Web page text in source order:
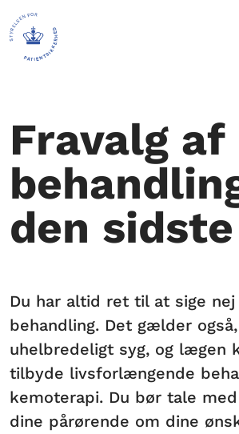
Fravalg af
den
Du har altid ret til at sige
behandling. Det gælder
uhelbredeligt syg, og lægen
tilbyde livsforlængende
kemoterapi. Du bør tale
dine pårørende om dine